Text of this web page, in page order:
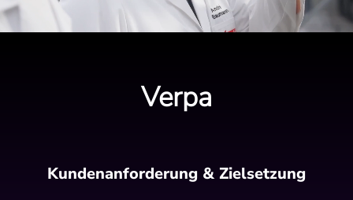
Verpa
Kundenanforderung & Zielsetzung